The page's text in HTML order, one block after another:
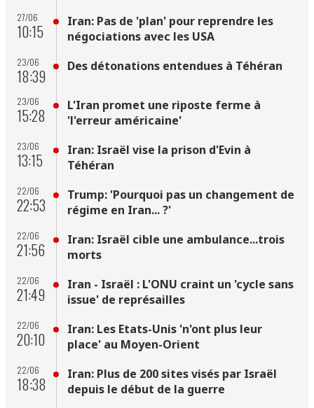
27/06
10:15
Iran: Pas de 'plan' pour reprendre les
négociations avec les USA
23/06
18:39 Des détonations entendues à Téhéran
23/06
15:28
L'Iran promet une riposte ferme à
'l'erreur américaine'
23/06
13:15
Iran: Israël vise la prison d'Evin à
Téhéran
22/06
22:53
Trump: 'Pourquoi pas un changement de
régime en Iran... ?'
22/06
21:56
Iran: Israël cible une ambulance...trois
morts
22/06
21:49
Iran - Israël : L'ONU craint un 'cycle sans
issue' de représailles
22/06
20:10
Iran: Les Etats-Unis 'n'ont plus leur
place' au Moyen-Orient
22/06
18:38
Iran: Plus de 200 sites visés par Israël
depuis le début de la guerre